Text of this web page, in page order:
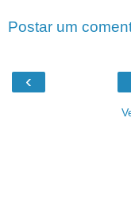
Postar um
‹